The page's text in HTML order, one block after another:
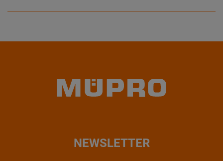
NEWSLETTER